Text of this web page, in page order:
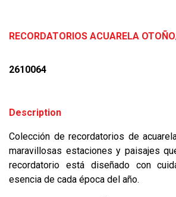
RECORDATORIOS ACUARELA
2610064
Description
Colección de recordatorios de
maravillosas estaciones y paisajes
recordatorio está diseñado con
esencia de cada época del año.